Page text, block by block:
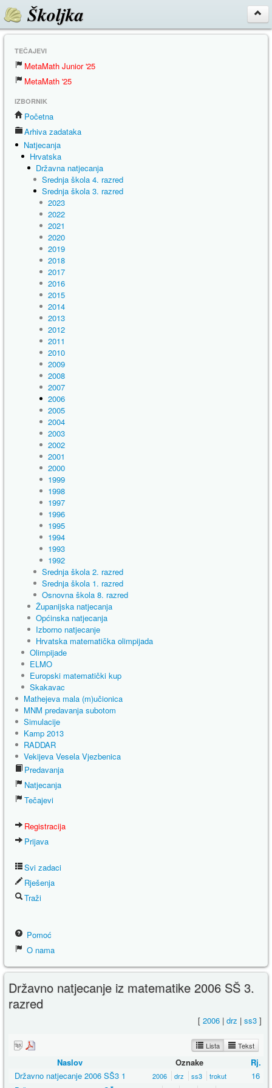
Školjka
TEČAJEVI
MetaMath Junior '25
MetaMath '25
IZBORNIK
Početna
Arhiva zadataka
Natjecanja
Hrvatska
Državna natjecanja
Srednja škola 4. razred
Srednja škola 3. razred
2023
2022
2021
2020
2019
2018
2017
2016
2015
2014
2013
2012
2011
2010
2009
2008
2007
2006
2005
2004
2003
2002
2001
2000
1999
1998
1997
1996
1995
1994
1993
1992
Srednja škola 2. razred
Srednja škola 1. razred
Osnovna škola 8. razred
Županijska natjecanja
Općinska natjecanja
Izborno natjecanje
Hrvatska matematička olimpijada
Olimpijade
ELMO
Europski matematički kup
Skakavac
Mathejeva mala (m)učionica
MNM predavanja subotom
Simulacije
Kamp 2013
RADDAR
Vekijeva Vesela Vjezbenica
Predavanja
Natjecanja
Tečajevi
Registracija
Prijava
Svi zadaci
Rješenja
Traži
Pomoć
O nama
Državno natjecanje iz matematike 2006 SŠ 3.
razred
[ 2006 | drz | ss3 ]
Lista Tekst
Naslov Oznake
Rj.
Državno natjecanje 2006 SŠ3 1
2006 drz ss3 trokut
16